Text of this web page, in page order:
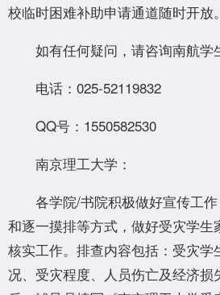
校临时困难补助申请通道随时开放。
如有任何疑问，请咨询南航学
电话：025-52119832
QQ号：1550582530
南京理工大学：
各学院/书院积极做好宣传工
和逐一摸排等方式，做好受灾学生
核实工作。排查内容包括：受灾学
况、受灾程度、人员伤亡及经济